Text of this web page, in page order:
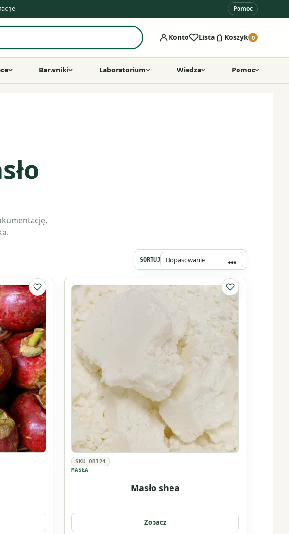
Pomoc
Konto Lista Koszyk 0
Barwniki Laboratorium Wiedza Pomoc
SORTUJ
Do listy ulubionych
SKU OB124
MASŁA
Masło shea
Do listy
Zobacz